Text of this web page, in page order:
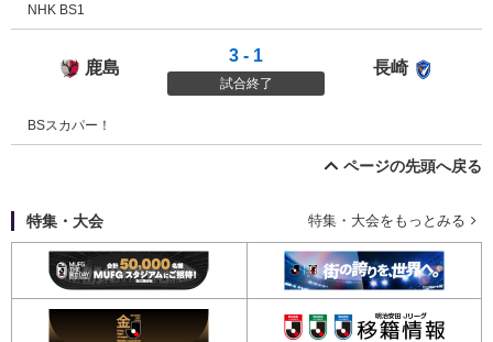
NHK BS1
鹿島アントラーズ
鹿島
3 - 1
試合終了
長崎
BSスカパー！
ページの先頭へ戻る
特集・大会 特集・大会をもっとみる